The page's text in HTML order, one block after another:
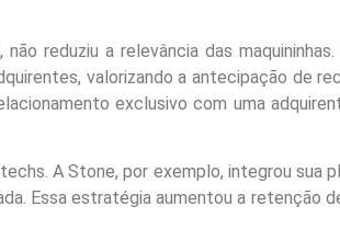
reduziu a relevância das
valorizando a antecipação de
exclusivo com uma
A Stone, por exemplo, integrou sua
Essa estratégia aumentou a retenção